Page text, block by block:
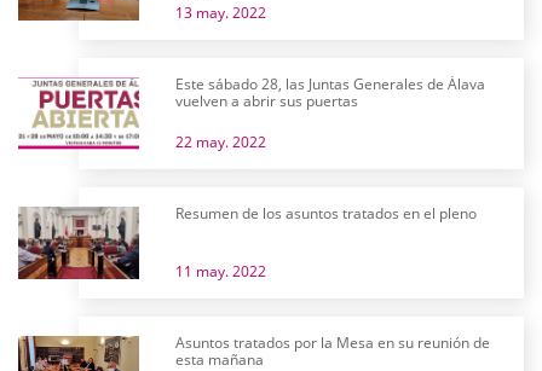
13 may. 2022
Este sábado 28, las Juntas Generales de Álava
vuelven a abrir sus puertas
22 may. 2022
Resumen de los asuntos tratados en el pleno
11 may. 2022
Asuntos tratados por la Mesa en su reunión de
esta mañana